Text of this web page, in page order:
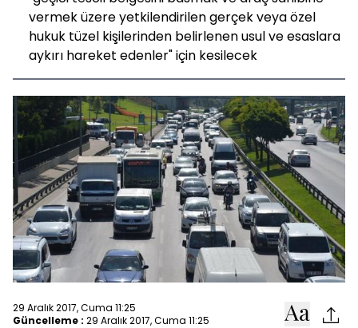
vermek üzere yetkilendirilen gerçek veya özel
hukuk tüzel kişilerinden belirlenen usul ve esaslara
aykırı hareket edenler" için kesilecek
29 Aralık 2017, Cuma 11:25
Güncelleme : 29 Aralık 2017, Cuma 11:25